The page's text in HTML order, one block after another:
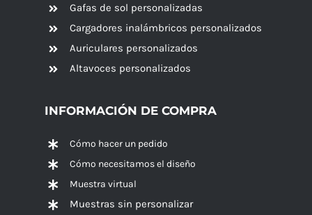
Gafas de sol personalizadas
Cargadores inalámbricos personalizados
Auriculares personalizados
Altavoces personalizados
INFORMACIÓN DE COMPRA
Cómo hacer un pedido
Cómo necesitamos el diseño
Muestra virtual
Muestras sin personalizar